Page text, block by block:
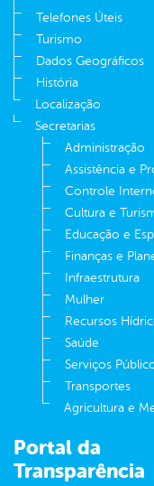
Telefones Úteis
Turismo
Dados Geográficos
História
Localização
Secretarias
Administração
Assistência e
Controle
Cultura e
Educação e
Finanças e
Infraestrutura
Mulher
Recursos
Saúde
Serviços
Transportes
Agricultura e
Portal da
Transparência